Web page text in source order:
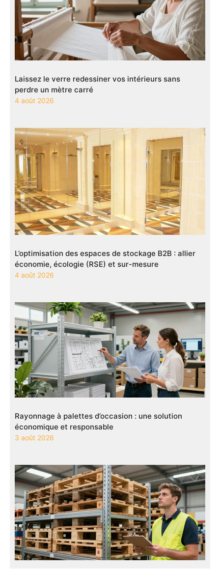
Laissez le verre redessiner vos intérieurs sans
perdre un mètre carré
4 août 2026
L’optimisation des espaces de stockage B2B : allier
économie, écologie (RSE) et sur-mesure
4 août 2026
Rayonnage à palettes d’occasion : une solution
économique et responsable
3 août 2026